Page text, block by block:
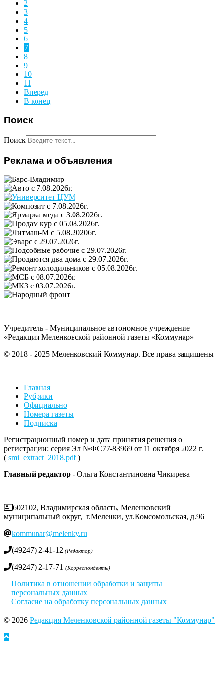
2
3
4
5
6
7
8
9
10
11
Вперед
В конец
Поиск
Поиск
Реклама и объявления
Учредитель - Муниципальное автономное учреждение
«Редакция Меленковской районной газеты «Коммунар»
© 2018 - 2025 Меленковский Коммунар. Все права защищены
Главная
Рубрики
Официально
Номера газеты
Подписка
Регистрационный номер и дата принятия решения о
регистрации: серия Эл №ФС77-83969 от 11 октября 2022 г.
( smi_extract_2018.pdf)
Главный редактор - Ольга Константиновна Чикирева
602102, Владимирская область, Меленковский
муниципальный округ, г.Меленки, ул.Комсомольская, д.96
kommunar@melenky.ru
(49247) 2-41-12 (Редактор)
(49247) 2-17-71 (Корреспонденты)
Политика в отношении обработки и защиты
персональных данных
Согласие на обработку персональных данных
© 2026 Редакция Меленковской районной газеты "Коммунар"